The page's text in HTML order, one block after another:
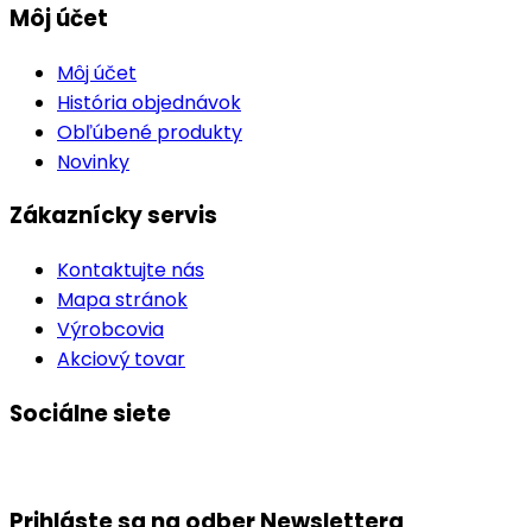
Môj účet
Môj účet
História objednávok
Obľúbené produkty
Novinky
Zákaznícky servis
Kontaktujte nás
Mapa stránok
Výrobcovia
Akciový tovar
Sociálne siete